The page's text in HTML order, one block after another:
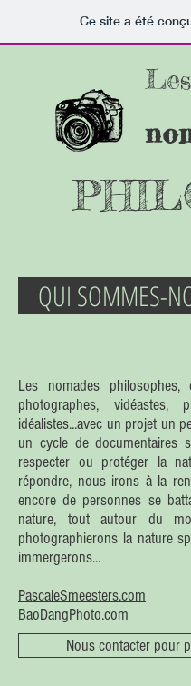
Ce site a été
Les
Les nomades
photographes,
idéalistes...avec un projet un
un cycle de documentaires
respecter ou protéger la
répondre, nous irons à la
encore de personnes se
nature, tout autour du
photographierons la nature
immergerons...
PascaleSmeesters.com
BaoDangPhoto.com
QUI SOMMES-
Nous contacter pour